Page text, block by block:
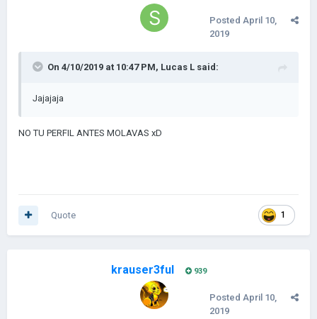
Posted April 10,
2019
On 4/10/2019 at 10:47 PM, Lucas L said:
Jajajaja
NO TU PERFIL ANTES MOLAVAS xD
1
Quote
krauser3ful 939
Posted April 10,
2019